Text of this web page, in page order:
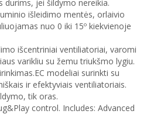
durims, jei šildymo nereikia.
išleidimo mentės, orlaivio
nuo 0 iki 15º kiekvienoje
išcentriniai ventiliatoriai, varomi
varikliu su žemu triukšmo lygiu.
modeliai surinkti su
ir efektyviais ventiliatoriais.
tik oras.
control. Includes: Advanced